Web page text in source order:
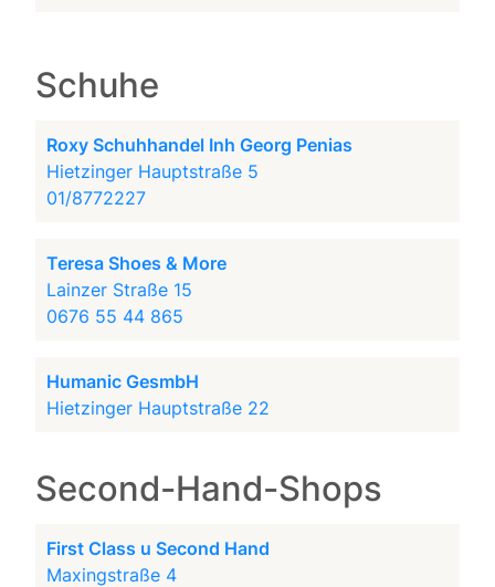
Schuhe
Roxy Schuhhandel Inh Georg Penias
Hietzinger Hauptstraße 5
01/8772227
Teresa Shoes & More
Lainzer Straße 15
0676 55 44 865
Humanic GesmbH
Hietzinger Hauptstraße 22
Second-Hand-Shops
First Class u Second Hand
Maxingstraße 4